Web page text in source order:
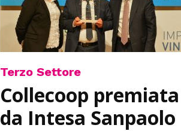
Terzo Settore
Collecoop premiata
da Intesa Sanpaolo